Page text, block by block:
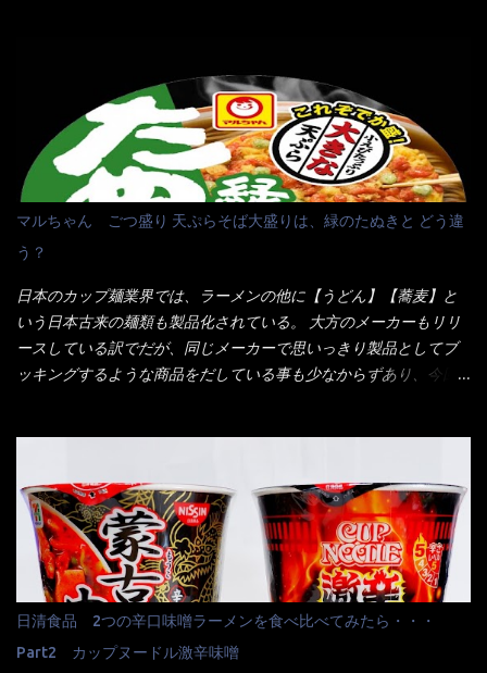
に行っても同じメニュー同じ味のファミレスには行きません。 最
近は、ステーキガストに試しに行ったぐらいです。（肉が喰いた
くて） しかし最近のファミレスは合理化が進み、店員さんもフロ
ア担当は2人程度しか居ないんだよねぇ～ それに注文はタッチパ
ネル！！ 凄いよなぁ～ 20年位前は、フロア担当だけでも5人は
居たと思うけど・・・ 判らず店員さんを呼ぶピンポンを・・・ク
ーポンなんだけどと伝えると、丁寧にタッチパネルで～と教えて
くれたが、何故かタッチパネルがクーポンを受け付けない！！ 店
員さんも、アレー？といいながら私が受け付けますので・・・と
消えていった。 タッチパネルのやつ、安いのは嫌うんだな！？こ
のヤロー！ 待つ事暫し・・・10分は越えたと思うけど・・・出て
来ました。 こちらが本日のサラメシ【ホーリーバジル香る、タイ
く行きましたねぇ～ だからタイ料理屋さんには、辛味剤・酢・ナ
いた）が料理に必ず付いてきたものです。 でも流石にファミレ
スでは・・・それは無いね！残念だ～ 今回はすかいらーくグルー
プで、タイ料理をどの様に再現して提供しているか？を見るだけ
だなぁ～ 因みにガパオ＝ホーリーバジルなのです。 肉は通常チ
キンが多く豚や牛もあります。 肉は挽肉みたいなミンチではな
く、粗挽きの肉になるんです。 それに現地バンコクでは、卵は固
焼きが本来です。 今回はほぼ全熟の目玉焼きで、これは日本風
マルちゃん ごつ盛り 天ぷらそば大盛りは、緑のたぬきと どう違
う？
日本のカップ麺業界では、ラーメンの他に【うどん】【蕎麦】と
いう日本古来の麺類も製品化されている。 大方のメーカーもリリ
ースしている訳でだが、同じメーカーで思いっきり製品としてブ
ッキングするような商品をだしている事も少なからずあり、今回
ている訳で何故に敢えて本商品をリリースするの？ 確かに販売価
格は、緑のたぬきの実売は108円位で、ごつ盛り天ぷらそばは98円
でした。 殆ど変わらないじゃないか！？ そこで何が違うか・・・
メーカーHPから情報を得てみた。 ■原材料 比較（相手に含まれ
て居ない物質を赤色） ☆緑のたぬき 油揚げめん(小麦粉(国内製
造)、そば粉、植物油脂、植物性たん白、食塩、とろろ芋、卵白)、
かやく(小えびてんぷら、 かまぼこ )、添付調味料(砂糖、食塩、し
ょうゆ、魚介エキス、たん白加水分解物、香辛料、ねぎ、香味油
日清食品 2つの辛口味噌ラーメンを食べ比べてみたら・・・
Part2 カップヌードル激辛味噌